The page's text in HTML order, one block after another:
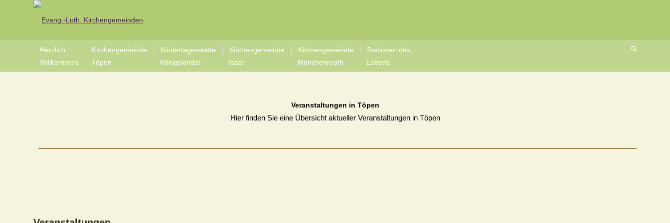
Herzlich
Willkommen
Kirchengemeinde
Töpen
Kindertagesstätte
Königskinder
Kirchengemeinde
Isaar
Kirchengemeinde
Münchenreuth
Stationen des
Lebens
Veranstaltungen in Töpen
Hier finden Sie eine Übersicht aktueller Veranstaltungen in Töpen